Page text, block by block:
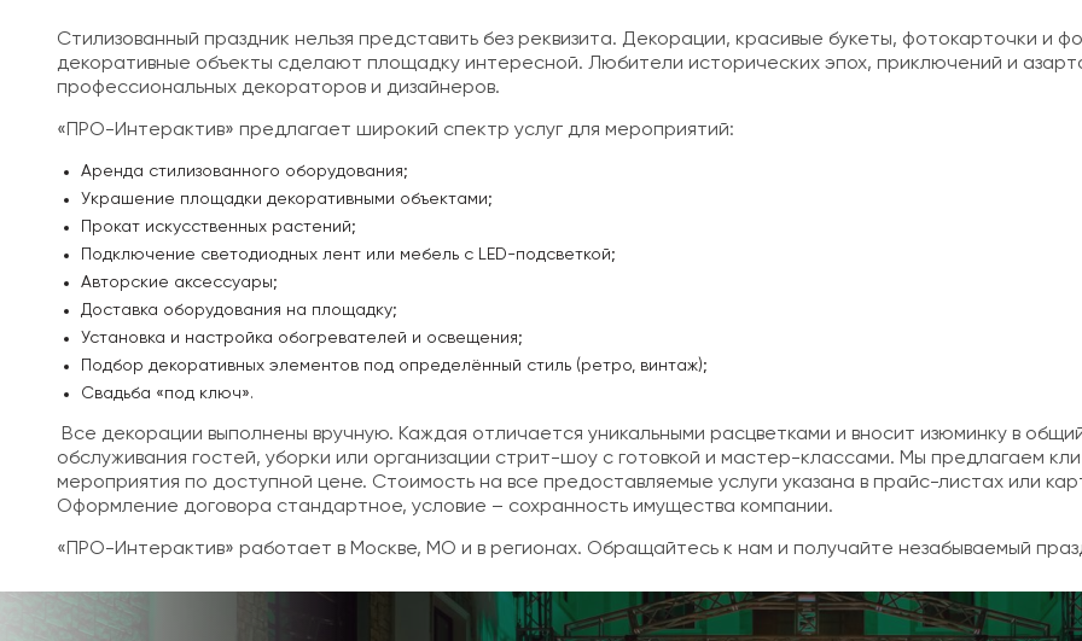
Стилизованный праздник нельзя представить без реквизита. Декорации, красивые букеты, фотокарточки и
декоративные объекты сделают площадку интересной. Любители исторических эпох, приключений и
профессиональных декораторов и дизайнеров.
«ПРО-Интерактив» предлагает широкий спектр услуг для мероприятий:
Аренда стилизованного оборудования;
Украшение площадки декоративными объектами;
Прокат искусственных растений;
Подключение светодиодных лент или мебель с LED-подсветкой;
Авторские аксессуары;
Доставка оборудования на площадку;
Установка и настройка обогревателей и освещения;
Подбор декоративных элементов под определённый стиль (ретро, винтаж);
Свадьба «под ключ».
Все декорации выполнены вручную. Каждая отличается уникальными расцветками и вносит изюминку в
обслуживания гостей, уборки или организации стрит-шоу с готовкой и мастер-классами. Мы предлагаем
мероприятия по доступной цене. Стоимость на все предоставляемые услуги указана в прайс-листах или
Оформление договора стандартное, условие – сохранность имущества компании.
«ПРО-Интерактив» работает в Москве, МО и в регионах. Обращайтесь к нам и получайте незабываемый